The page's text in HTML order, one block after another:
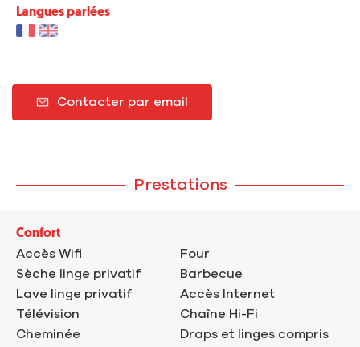
Langues parlées
Contacter par email
Prestations
Confort
Accès Wifi
Sèche linge privatif
Lave linge privatif
Télévision
Cheminée
Four
Barbecue
Accès Internet
Chaîne Hi-Fi
Draps et linges compris